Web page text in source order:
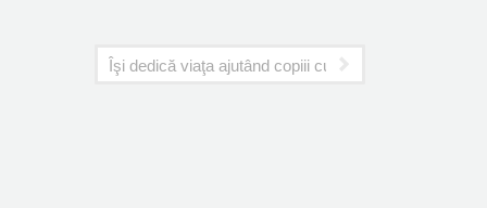
Îşi dedică viaţa ajutând copiii cu nevoi speciale. Un